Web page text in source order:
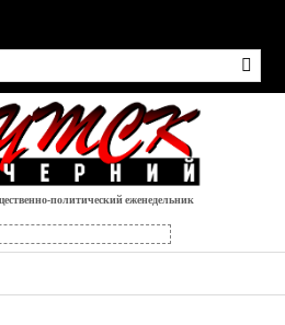
политический еженедельник